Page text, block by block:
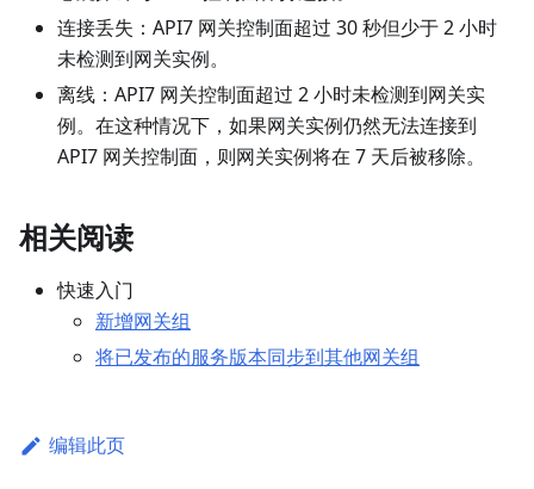
连接丢失：API7 网关控制面超过 30 秒但少于 2 小时
未检测到网关实例。
离线：API7 网关控制面超过 2 小时未检测到网关实
例。在这种情况下，如果网关实例仍然无法连接到
API7 网关控制面，则网关实例将在 7 天后被移除。
相关阅读
快速入门
新增网关组
将已发布的服务版本同步到其他网关组
编辑此页